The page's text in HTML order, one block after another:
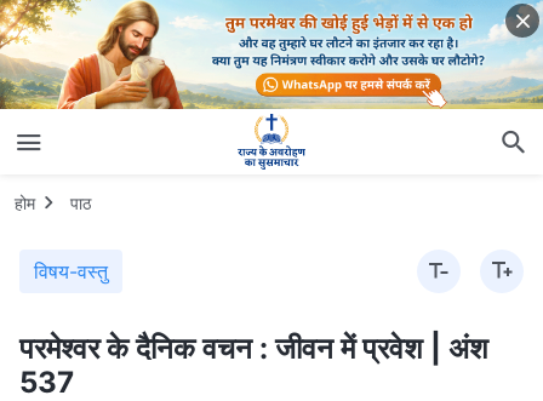
होम पाठ
विषय-वस्तु
परमेश्वर के दैनिक वचन : जीवन में प्रवेश | अंश
537